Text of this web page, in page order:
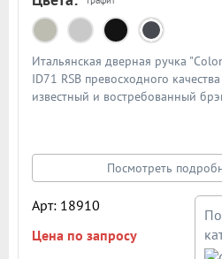
Итальянская дверная ручка
ID71 RSB превосходного
известный и востребованный
Посмотреть
Арт: 18910
Цена по запросу